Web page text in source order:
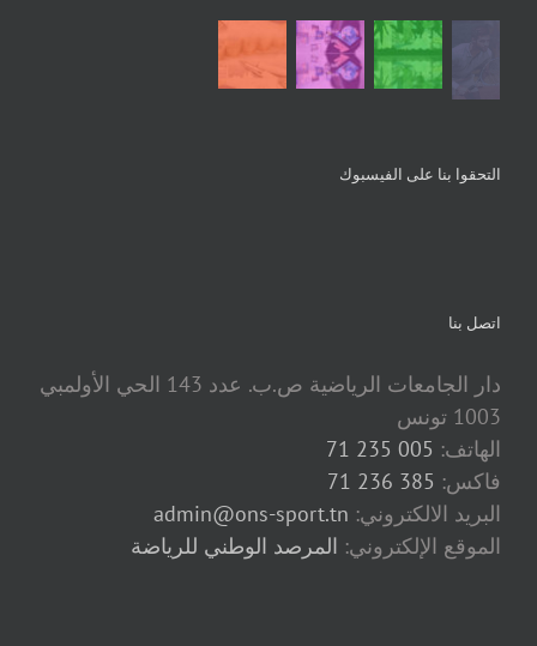
التحقوا بنا على الفيسبوك
اتصل بنا
دار الجامعات الرياضية ص.ب. عدد 143 الحي الأولمبي
1003 تونس
الهاتف: 005 235 71
فاكس: 385 236 71
البريد الالكتروني: admin@ons-sport.tn
الموقع الإلكتروني: المرصد الوطني للرياضة